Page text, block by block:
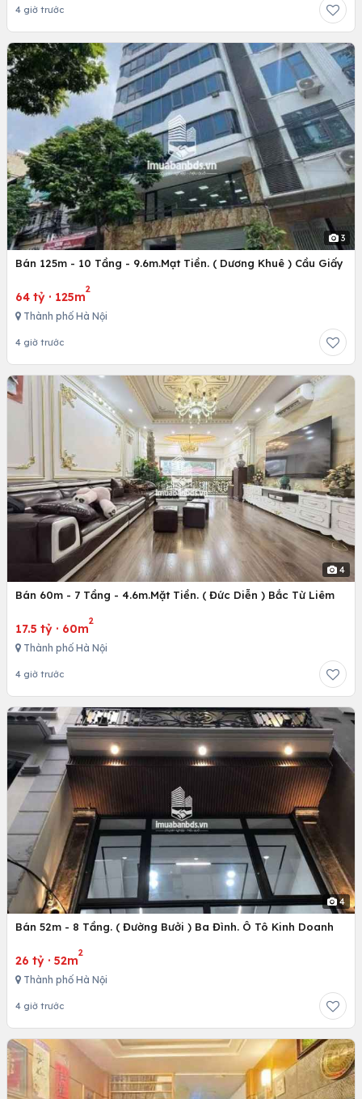
4 giờ trước
3
Bán 125m - 10 Tầng - 9.6m.Mạt Tiền. ( Dương Khuê ) Cầu Giấy
64 tỷ · 125m
2
Thành phố Hà Nội
4 giờ trước
4
Bán 60m - 7 Tầng - 4.6m.Mặt Tiền. ( Đức Diễn ) Bắc Từ Liêm
17.5 tỷ · 60m
2
Thành phố Hà Nội
4 giờ trước
4
Bán 52m - 8 Tầng. ( Đường Bưởi ) Ba Đình. Ô Tô Kinh Doanh
26 tỷ · 52m
2
Thành phố Hà Nội
4 giờ trước